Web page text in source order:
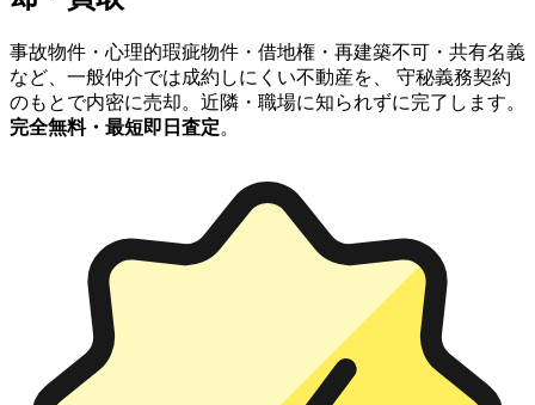
事故物件・心理的瑕疵物件・借地権・再建築不可・共有名義
など、一般仲介では成約しにくい不動産を、 守秘義務契約
のもとで内密に売却。近隣・職場に知られずに完了します。
完全無料・最短即日査定。